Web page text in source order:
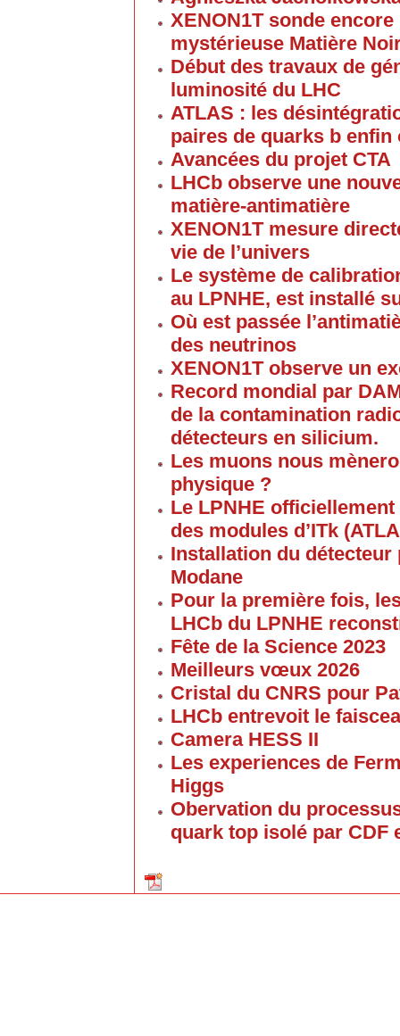
XENON1T sonde
mystérieuse Matière
Début des travaux de
luminosité du LHC
ATLAS : les
paires de quarks b enfin
Avancées du projet CTA
LHCb observe une
matière-antimatière
XENON1T mesure
vie de l’univers
Le système de
au LPNHE, est installé
Où est passée
des neutrinos
XENON1T observe un
Record mondial par
de la contamination
détecteurs en silicium.
Les muons nous
physique ?
Le LPNHE
des modules d’ITk
Installation du détecteur
Modane
Pour la première fois,
LHCb du LPNHE
Fête de la Science 2023
Meilleurs vœux 2026
Cristal du CNRS pour
LHCb entrevoit le
Camera HESS II
Les experiences de
Higgs
Obervation du
quark top isolé par CDF